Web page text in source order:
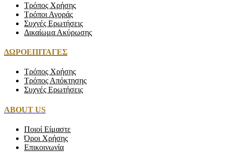
Τρόπος Χρήσης
Τρόποι Αγοράς
Συχνές Ερωτήσεις
Δικαίωμα Ακύρωσης
ΔΩΡΟΕΠΙΤΑΓΕΣ
Τρόπος Χρήσης
Τρόπος Απόκτησης
Συχνές Ερωτήσεις
ABOUT US
Ποιοί Είμαστε
Όροι Χρήσης
Επικοινωνία